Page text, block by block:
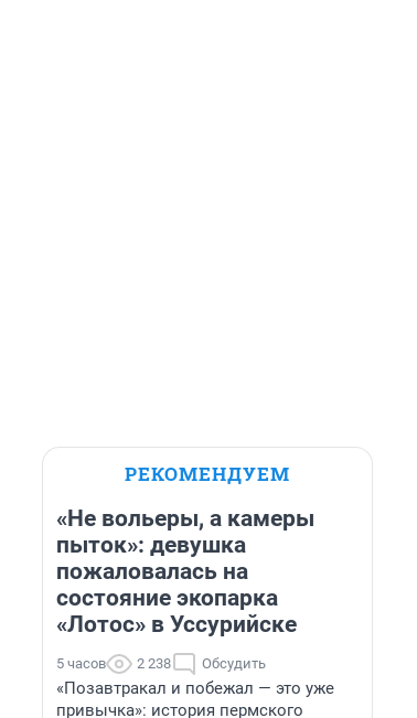
РЕКОМЕНДУЕМ
«Не вольеры, а камеры
пыток»: девушка
пожаловалась на
состояние экопарка
«Лотос» в Уссурийске
5 часов 2 238 Обсудить
«Позавтракал и побежал — это уже
привычка»: история пермского